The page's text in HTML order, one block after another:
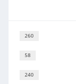
260
58
240